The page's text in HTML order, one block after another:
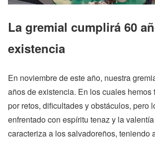
La gremial cumplirá 60
existencia
En noviembre de este año, nuestra
años de existencia. En los cuales hemos
por retos, dificultades y obstáculos, pero
enfrentado con espíritu tenaz y la
caracteriza a los salvadoreños, teniendo